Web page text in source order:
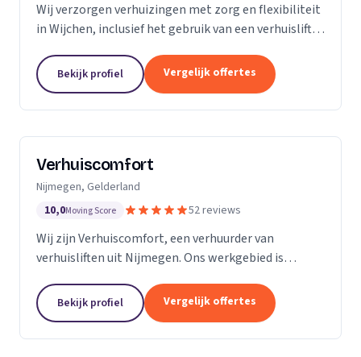
Wij verzorgen verhuizingen met zorg en flexibiliteit
in Wijchen, inclusief het gebruik van een verhuislift
Bekijk profiel Vergelijk offertes
Verhuiscomfort
Nijmegen, Gelderland
10,0Moving Score 52 reviews
Wij zijn Verhuiscomfort, een verhuurder van
verhuisliften uit Nijmegen. Ons werkgebied is
Bekijk profiel Vergelijk offertes